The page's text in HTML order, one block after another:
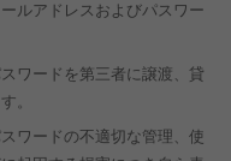
ルアドレスおよびパスワー
ワードを第三者に譲渡、貸
。
ワードの不適切な管理、使